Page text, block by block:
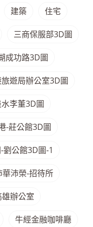
建築 住宅
三商保服部3D圖
成功路3D圖
遊局辦公室3D圖
李董3D圖
-莊公館3D圖
劉公館3D圖-1
華沛榮-招待所
辦公室
牛經金融咖啡廳